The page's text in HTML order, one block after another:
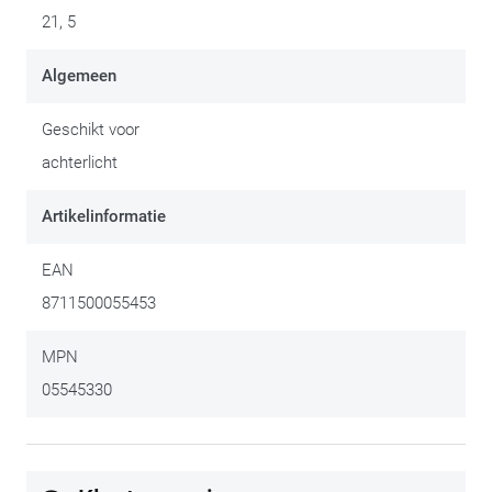
en vierwielers.
21, 5
Algemeen
Geschikt voor
achterlicht
Artikelinformatie
EAN
8711500055453
MPN
05545330